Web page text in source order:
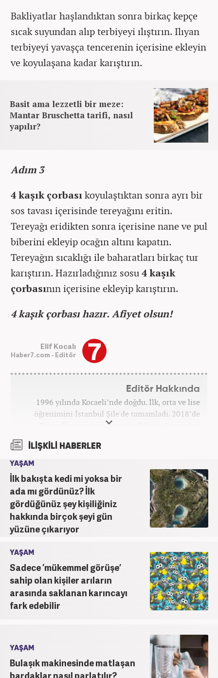
Bakliyatlar haşlandıktan sonra birkaç kepçe
sıcak suyundan alıp terbiyeyi ılıştırın. Ilıyan
terbiyeyi yavaşça tencerenin içerisine ekleyin
ve koyulaşana kadar karıştırın.
Basit ama lezzetli bir meze:
Mantar Bruschetta tarifi, nasıl
yapılır?
Adım 3
4 kaşık çorbasıkoyulaştıktan sonra ayrı bir
sos tavası içerisinde tereyağını eritin.
Tereyağı eridikten sonra içerisine nane ve pul
biberini ekleyip ocağın altını kapatın.
Tereyağın sıcaklığı ile baharatları birkaç tur
karıştırın. Hazırladığınız sosu4 kaşık
çorbasının içerisine ekleyip karıştırın.
4 kaşık çorbası hazır. Afiyet olsun!
Elif Kocalı
Haber7.com - Editör
Editör Hakkında
1996 yılında Kocaeli’nde doğdu. İlk, orta ve lise
öğrenimini İstanbul Şile'de tamamladı. 2018’de
Düzce Üniversitesi Yönetim Bilişim Sistemleri
bağlı Haber7.com bünyesinde ‘SEO Editörü’
İLİŞKİLİ HABERLER
YAŞAM
İlk bakışta kedi mi yoksa bir
ada mı gördünüz? İlk
gördüğünüz şey kişiliğiniz
hakkında birçok şeyi gün
yüzüne çıkarıyor
YAŞAM
Sadece ‘mükemmel görüşe’
sahip olan kişiler arıların
arasında saklanan karıncayı
fark edebilir
YAŞAM
Bulaşık makinesinde matlaşan
bardaklar nasıl parlatılır?